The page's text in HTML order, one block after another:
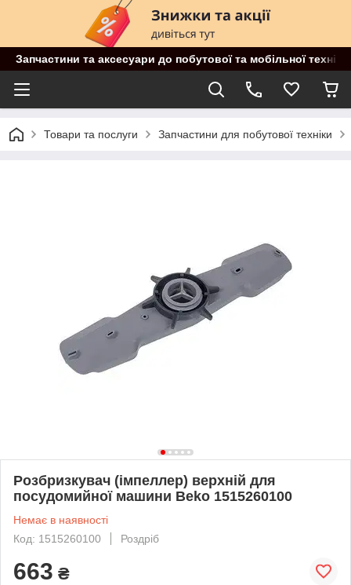
Запчастини та аксесуари до побутової та мобільної
Товари та послуги Запчастини для побутової техніки
Розбризкувач (імпеллер) верхній для
посудомийної машини Beko 1515260100
Немає в наявності
Код: 1515260100
Роздріб
663 ₴